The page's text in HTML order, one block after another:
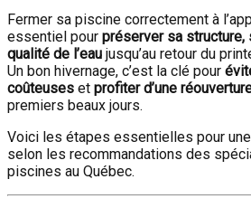
Fermer sa piscine correctement à
essentiel pour préserver sa
qualité de l’eau jusqu’au retour du
Un bon hivernage, c’est la clé pour
coûteuses et profiter d’une
premiers beaux jours.
Voici les étapes essentielles pour
selon les recommandations des
piscines au Québec.